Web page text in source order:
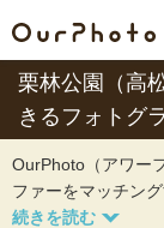
栗林公園（高
きるフォトグ
OurPhoto（アワー
ファーをマッチン